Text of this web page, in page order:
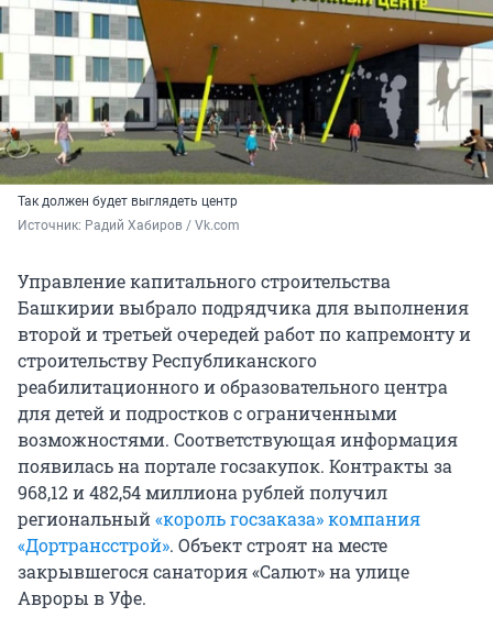
Так должен будет выглядеть центр
Источник: Радий Хабиров / Vk.com
Управление капитального строительства
Башкирии выбрало подрядчика для выполнения
второй и третьей очередей работ по капремонту и
строительству Республиканского
реабилитационного и образовательного центра
для детей и подростков с ограниченными
возможностями. Соответствующая информация
появилась на портале госзакупок. Контракты за
968,12 и 482,54 миллиона рублей получил
региональный«король госзаказа» компания
«Дортрансстрой». Объект строят на месте
закрывшегося санатория «Салют» на улице
Авроры в Уфе.